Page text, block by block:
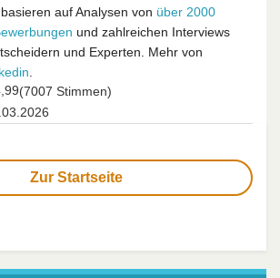
auf Analysen von über 2000
und zahlreichen Interviews
und Experten. Mehr von
(7007 Stimmen)
Zur Startseite